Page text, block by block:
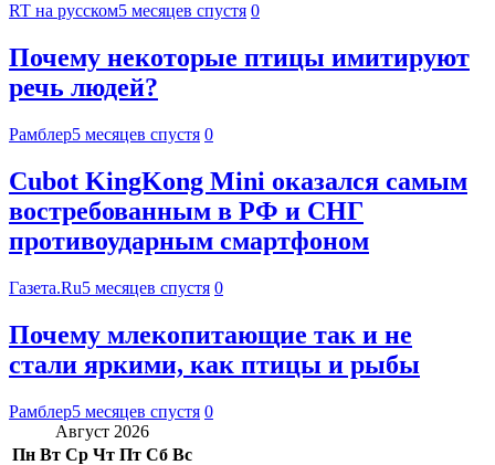
RT на русском5 месяцев спустя 0
Почему некоторые птицы имитируют
речь людей?
Рамблер5 месяцев спустя 0
Cubot KingKong Mini оказался самым
востребованным в РФ и СНГ
противоударным смартфоном
Газета.Ru5 месяцев спустя 0
Почему млекопитающие так и не
стали яркими, как птицы и рыбы
Рамблер5 месяцев спустя 0
Август 2026
Пн Вт Ср Чт Пт Сб Вс